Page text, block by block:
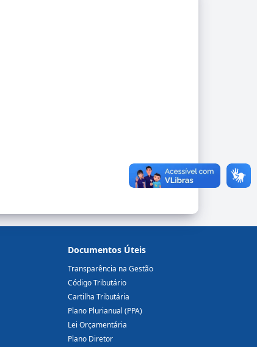
Documentos Úteis
Transparência na Gestão
Código Tributário
Cartilha Tributária
Plano Plurianual (PPA)
Lei Orçamentária
Plano Diretor